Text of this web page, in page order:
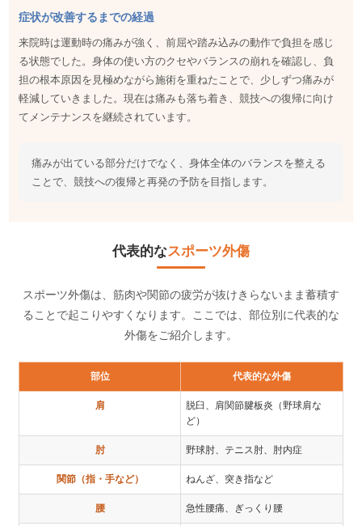
症状が改善するまでの経過
来院時は運動時の痛みが強く、前屈や踏み込みの動作で負担を感じ
る状態でした。身体の使い方のクセやバランスの崩れを確認し、負
担の根本原因を見極めながら施術を重ねたことで、少しずつ痛みが
軽減していきました。現在は痛みも落ち着き、競技への復帰に向け
てメンテナンスを継続されています。
痛みが出ている部分だけでなく、身体全体のバランスを整える
ことで、競技への復帰と再発の予防を目指します。
代表的なスポーツ外傷
スポーツ外傷は、筋肉や関節の疲労が抜けきらないまま蓄積す
ることで起こりやすくなります。ここでは、部位別に代表的な
外傷をご紹介します。
部位 代表的な外傷
肩
脱臼、肩関節腱板炎（野球肩な
ど）
肘 野球肘、テニス肘、肘内症
関節（指・手など） ねんざ、突き指など
腰 急性腰痛、ぎっくり腰